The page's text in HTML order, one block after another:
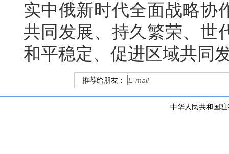
实中俄新时代全面战略协
共同发展、持久繁荣、世
和平稳定、促进区域共同
推荐给朋友：
中华人民共和国